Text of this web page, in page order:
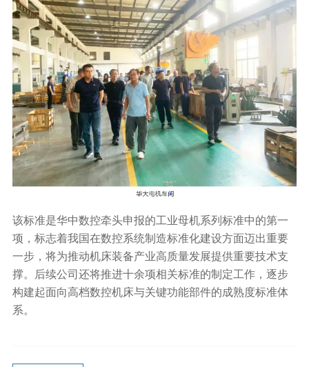
该标准是华中数控牵头申报的工业母机系列标准中的第一
项，标志着我国在数控系统制造标准化建设方面迈出重要
一步，将为推动机床装备产业高质量发展提供重要技术支
撑。后续公司还将推进十余项相关标准的制定工作，逐步
构建起面向高档数控机床与关键功能部件的成熟度标准体
系。